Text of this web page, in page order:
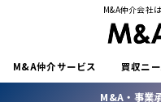
M&A仲介会社
M&A仲介サービス 買収ニ
M&A・事業